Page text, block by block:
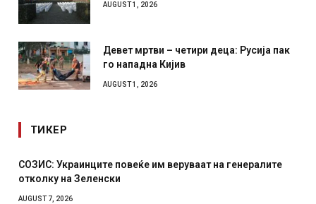
AUGUST 1, 2026
Девет мртви – четири деца: Русија пак
го нападна Кијив
AUGUST 1, 2026
ТИКЕР
СОЗИС: Украинците повеќе им веруваат на генералите
отколку на Зеленски
AUGUST 7, 2026